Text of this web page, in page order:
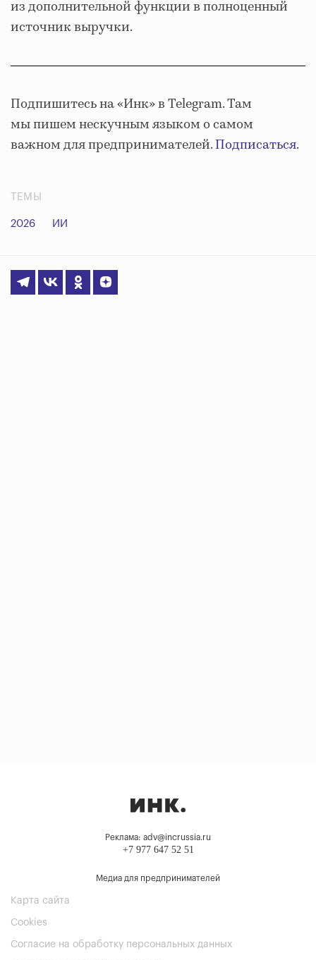
из дополнительной функции в полноценный
источник выручки.
Подпишитесь на «Инк» в Telegram. Там
мы пишем нескучным языком о самом
важном для предпринимателей.Подписаться.
ТЕМЫ
2026 ИИ
Реклама: adv@incrussia.ru
+7 977 647 52 51
Медиа для предпринимателей
Карта сайта
Cookies
Согласие на обработку персональных данных